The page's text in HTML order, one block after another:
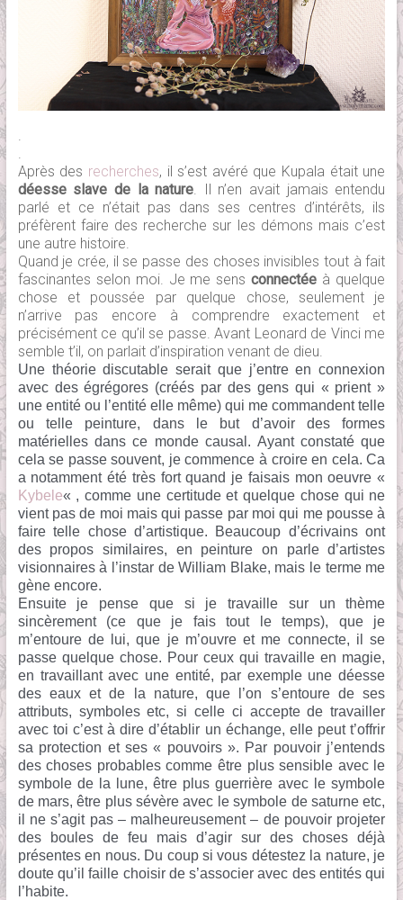
Après des recherches, il s’est avéré que Kupala était une
déesse slave de la nature . Il n’en avait jamais entendu
parlé et ce n’était pas dans ses centres d’intérêts, ils
préfèrent faire des recherche sur les démons mais c’est
une autre histoire.
Quand je crée, il se passe des choses invisibles tout à fait
fascinantes selon moi. Je me sensconnectée à quelque
chose et poussée par quelque chose, seulement je
n’arrive pas encore à comprendre exactement et
précisément ce qu’il se passe. Avant Leonard de Vinci me
semble t’il, on parlait d’inspiration venant de dieu.
Une théorie discutable serait que j’entre en connexion
avec des égrégores (créés par des gens qui « prient »
une entité ou l’entité elle même) qui me commandent telle
ou telle peinture, dans le but d’avoir des formes
matérielles dans ce monde causal. Ayant constaté que
cela se passe souvent, je commence à croire en cela. Ca
a notamment été très fort quand je faisais mon oeuvre «
Kybele« , comme une certitude et quelque chose qui ne
vient pas de moi mais qui passe par moi qui me pousse à
faire telle chose d’artistique. Beaucoup d’écrivains ont
des propos similaires, en peinture on parle d’artistes
visionnaires à l’instar de William Blake, mais le terme me
gène encore.
Ensuite je pense que si je travaille sur un thème
sincèrement (ce que je fais tout le temps), que je
m’entoure de lui, que je m’ouvre et me connecte, il se
passe quelque chose. Pour ceux qui travaille en magie,
en travaillant avec une entité, par exemple une déesse
des eaux et de la nature, que l’on s’entoure de ses
attributs, symboles etc, si celle ci accepte de travailler
avec toi c’est à dire d’établir un échange, elle peut t’offrir
sa protection et ses « pouvoirs ». Par pouvoir j’entends
des choses probables comme être plus sensible avec le
symbole de la lune, être plus guerrière avec le symbole
de mars, être plus sévère avec le symbole de saturne etc,
il ne s’agit pas – malheureusement – de pouvoir projeter
des boules de feu mais d’agir sur des choses déjà
présentes en nous. Du coup si vous détestez la nature, je
doute qu’il faille choisir de s’associer avec des entités qui
l’habite.